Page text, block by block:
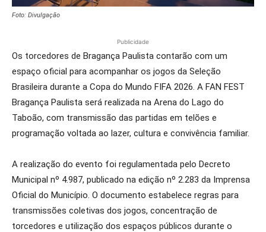
Foto: Divulgação
Publicidade
Os torcedores de Bragança Paulista contarão com um
espaço oficial para acompanhar os jogos da Seleção
Brasileira durante a Copa do Mundo FIFA 2026. A FAN FEST
Bragança Paulista será realizada na Arena do Lago do
Taboão, com transmissão das partidas em telões e
programação voltada ao lazer, cultura e convivência familiar.
A realização do evento foi regulamentada pelo Decreto
Municipal nº 4.987, publicado na edição nº 2.283 da Imprensa
Oficial do Município. O documento estabelece regras para
transmissões coletivas dos jogos, concentração de
torcedores e utilização dos espaços públicos durante o